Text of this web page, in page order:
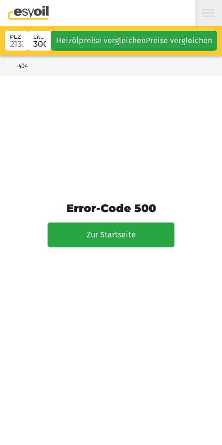
PLZ Liter Heizölpreise vergleichenPreise vergleichen
404
Error-Code 500
Zur Startseite